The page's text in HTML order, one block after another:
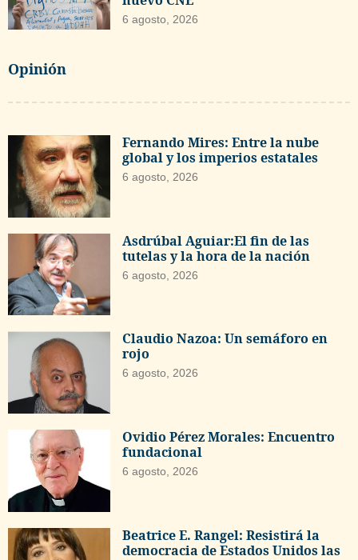
6 agosto, 2026
Opinión
Fernando Mires: Entre la nube
global y los imperios estatales
6 agosto, 2026
Asdrúbal Aguiar:El fin de las
tutelas y la hora de la nación
6 agosto, 2026
Claudio Nazoa: Un semáforo en
rojo
6 agosto, 2026
Ovidio Pérez Morales: Encuentro
fundacional
6 agosto, 2026
Beatrice E. Rangel: Resistirá la
democracia de Estados Unidos las